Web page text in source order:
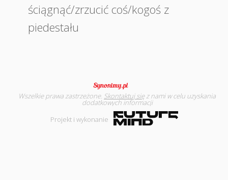
ściągnąć/zrzucić coś/kogoś z
piedestału
Wszelkie prawa zastrzeżone. Skontaktuj sięz nami w celu uzyskania
dodatkowych informacji
Projekt i wykonanie